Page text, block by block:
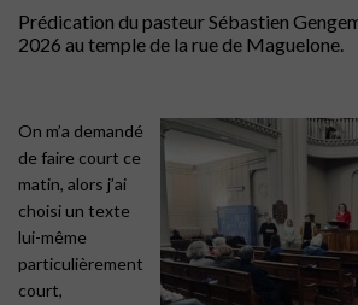
Prédication du pasteur Sébastien
2026 au temple de la rue de Maguelone.
On m’a demandé
de faire court ce
matin, alors j’ai
choisi un texte
lui-même
particulièrement
court,